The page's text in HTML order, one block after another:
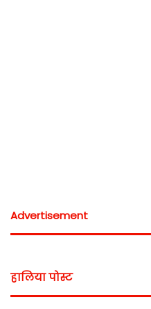
Advertisement
हालिया पोस्ट